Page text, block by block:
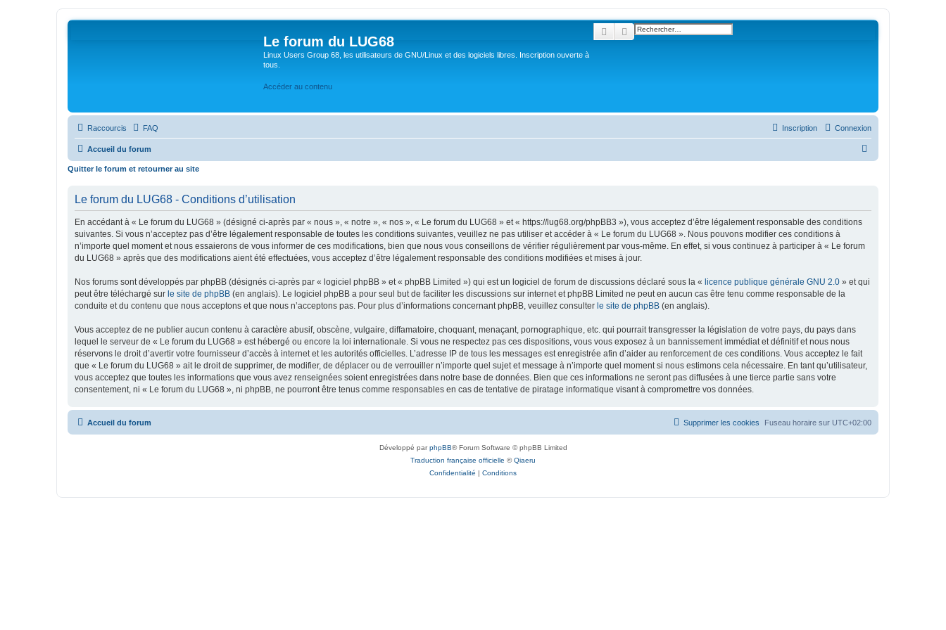
Le forum du LUG68
Linux Users Group 68, les utilisateurs de GNU/Linux et des logiciels libres. Inscription ouverte à
tous.
Accéder au contenu
Rechercher
Recherche avancée
Raccourcis FAQ Connexion
Inscription
Accueil du forum
Quitter le forum et retourner au site
Le forum du LUG68 - Conditions d’utilisation
En accédant à « Le forum du LUG68 » (désigné ci-après par « nous », « notre », « nos », « Le forum du LUG68 » et « https://lug68.org/phpBB3 »), vous acceptez d’être légalement responsable des conditions
suivantes. Si vous n’acceptez pas d’être légalement responsable de toutes les conditions suivantes, veuillez ne pas utiliser et accéder à « Le forum du LUG68 ». Nous pouvons modifier ces conditions à
n’importe quel moment et nous essaierons de vous informer de ces modifications, bien que nous vous conseillons de vérifier régulièrement par vous-même. En effet, si vous continuez à participer à « Le forum
du LUG68 » après que des modifications aient été effectuées, vous acceptez d’être légalement responsable des conditions modifiées et mises à jour.
Nos forums sont développés par phpBB (désignés ci-après par « logiciel phpBB » et « phpBB Limited ») qui est un logiciel de forum de discussions déclaré sous la « licence publique générale GNU 2.0 » et qui
peut être téléchargé sur le site de phpBB (en anglais). Le logiciel phpBB a pour seul but de faciliter les discussions sur internet et phpBB Limited ne peut en aucun cas être tenu comme responsable de la
conduite et du contenu que nous acceptons et que nous n’acceptons pas. Pour plus d’informations concernant phpBB, veuillez consulter le site de phpBB (en anglais).
Vous acceptez de ne publier aucun contenu à caractère abusif, obscène, vulgaire, diffamatoire, choquant, menaçant, pornographique, etc. qui pourrait transgresser la législation de votre pays, du pays dans
lequel le serveur de « Le forum du LUG68 » est hébergé ou encore la loi internationale. Si vous ne respectez pas ces dispositions, vous vous exposez à un bannissement immédiat et définitif et nous nous
réservons le droit d’avertir votre fournisseur d’accès à internet et les autorités officielles. L’adresse IP de tous les messages est enregistrée afin d’aider au renforcement de ces conditions. Vous acceptez le fait
que « Le forum du LUG68 » ait le droit de supprimer, de modifier, de déplacer ou de verrouiller n’importe quel sujet et message à n’importe quel moment si nous estimons cela nécessaire. En tant qu’utilisateur,
vous acceptez que toutes les informations que vous avez renseignées soient enregistrées dans notre base de données. Bien que ces informations ne seront pas diffusées à une tierce partie sans votre
consentement, ni « Le forum du LUG68 », ni phpBB, ne pourront être tenus comme responsables en cas de tentative de piratage informatique visant à compromettre vos données.
Accueil du forum Fuseau horaire sur UTC+02:00
Supprimer les cookies
Développé parphpBB® Forum Software © phpBB Limited
Traduction française officielle ©Qiaeru
Confidentialité | Conditions